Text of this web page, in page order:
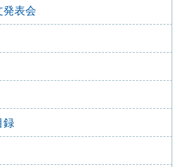
（2025年7月12日）
（2025年5月30日）
（兵庫大会総括例会）（2025年2月
発表会
録